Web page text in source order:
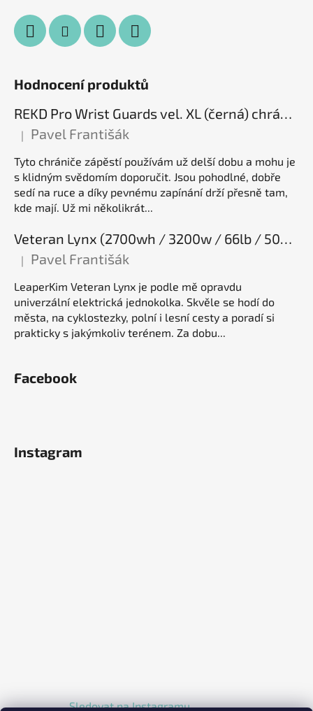
Hodnocení produktů
REKD Pro Wrist Guards vel. XL (černá) chrániče zápěstí
Hodnocení produktu je 5 z 5 hvězdiček.
| Pavel Františák
Tyto chrániče zápěstí používám už delší dobu a mohu je
s klidným svědomím doporučit. Jsou pohodlné, dobře
sedí na ruce a díky pevnému zapínání drží přesně tam,
kde mají. Už mi několikrát...
Veteran Lynx (2700wh / 3200w / 66lb / 50E), elektrická jednokolka
Hodnocení produktu je 5 z 5 hvězdiček.
| Pavel Františák
LeaperKim Veteran Lynx je podle mě opravdu
univerzální elektrická jednokolka. Skvěle se hodí do
města, na cyklostezky, polní i lesní cesty a poradí si
prakticky s jakýmkoliv terénem. Za dobu...
Facebook
Instagram
Sledovat na Instagramu